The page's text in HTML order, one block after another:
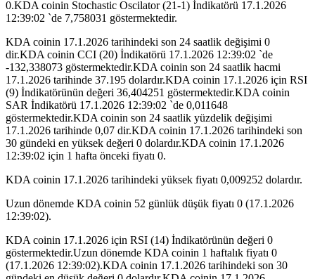
0.KDA coinin Stochastic Oscilator (21-1) İndikatörü 17.1.2026
12:39:02 `de 7,758031 göstermektedir.
KDA coinin 17.1.2026 tarihindeki son 24 saatlik değişimi 0
dir.KDA coinin CCI (20) İndikatörü 17.1.2026 12:39:02 `de
-132,338073 göstermektedir.KDA coinin son 24 saatlik hacmi
17.1.2026 tarihinde 37.195 dolardır.KDA coinin 17.1.2026 için RSI
(9) İndikatörünün değeri 36,404251 göstermektedir.KDA coinin
SAR İndikatörü 17.1.2026 12:39:02 `de 0,011648
göstermektedir.KDA coinin son 24 saatlik yüzdelik değişimi
17.1.2026 tarihinde 0,07 dir.KDA coinin 17.1.2026 tarihindeki son
30 gündeki en yüksek değeri 0 dolardır.KDA coinin 17.1.2026
12:39:02 için 1 hafta önceki fiyatı 0.
KDA coinin 17.1.2026 tarihindeki yüksek fiyatı 0,009252 dolardır.
Uzun dönemde KDA coinin 52 günlük düşük fiyatı 0 (17.1.2026
12:39:02).
KDA coinin 17.1.2026 için RSI (14) İndikatörünün değeri 0
göstermektedir.Uzun dönemde KDA coinin 1 haftalık fiyatı 0
(17.1.2026 12:39:02).KDA coinin 17.1.2026 tarihindeki son 30